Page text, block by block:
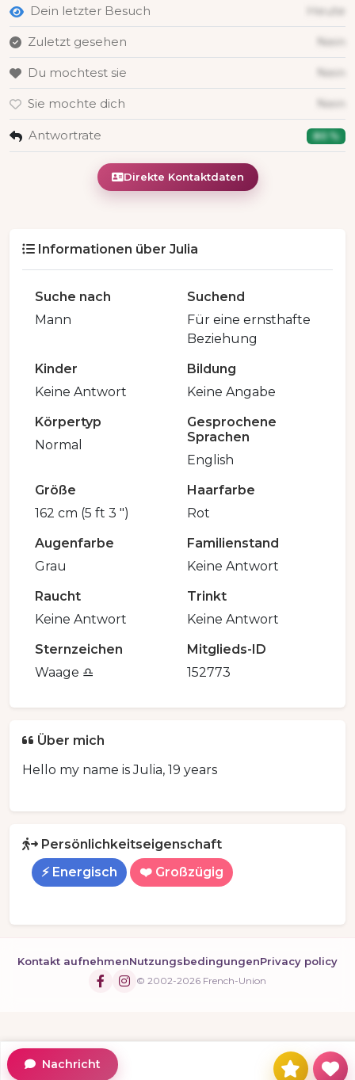
Dein letzter Besuch Heute
Zuletzt gesehen Nein
Du mochtest sie Nein
Sie mochte dich Nein
Antwortrate 80 %
Direkte Kontaktdaten
Informationen über Julia
Suche nach
Mann
Suchend
Für eine ernsthafte
Beziehung
Kinder
Keine Antwort
Bildung
Keine Angabe
Körpertyp
Normal
Gesprochene
Sprachen
English
Größe
162 cm (5 ft 3 ")
Haarfarbe
Rot
Augenfarbe
Grau
Familienstand
Keine Antwort
Raucht
Keine Antwort
Trinkt
Keine Antwort
Sternzeichen
Waage ♎️
Mitglieds-ID
152773
Über mich
Hello my name is Julia, 19 years
Persönlichkeitseigenschaft
⚡ Energisch
❤️ Großzügig
Kontakt aufnehmenNutzungsbedingungenPrivacy policy
© 2002-2026 French-Union
Nachricht